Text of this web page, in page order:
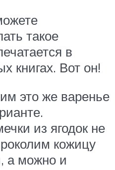
такое
в
книгах. Вот он!
это же варенье
из ягодок не
кожицу
а можно и